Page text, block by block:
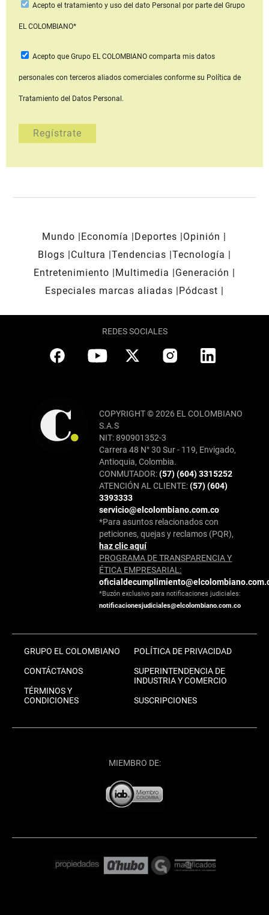
Acepto el tratamiento y uso del dato Personal por parte del Grupo
EL COLOMBIANO*
Acepto que Grupo EL COLOMBIANOcomparta mis datos
personales con terceros aliados comerciales conforme su Política de
Tratamiento del Datos Personal.
Mundo Economía Deportes
Opinión
Blogs
Cultura Tendencias Tecnología
Entretenimiento
Multimedia
Generación
Especiales marcas aliadas
Pódcast
REDES SOCIALES
COPYRIGHT © 2026 EL COLOMBIANO
S.A.S
NIT: 890901352-3
Carrera 48 N° 30 Sur - 119, Envigado,
Antioquia, Colombia.
CONMUTADOR:(57) (604) 3315252
ATENCIÓN AL CLIENTE:(57) (604)
3393333
servicio@elcolombiano.com.co
*Para asuntos relacionados con
peticiones, quejas y reclamos (PQR),
haz clic aquí
PROGRAMA DE TRANSPARENCIA Y
ÉTICA EMPRESARIAL:
*Buzón exclusivo para notificaciones judiciales:
notificacionesjudiciales@elcolombiano.com.co
GRUPO EL COLOMBIANO
CONTÁCTANOS
TÉRMINOS Y
CONDICIONES
POLÍTICA DE PRIVACIDAD
SUPERINTENDENCIA DE
INDUSTRIA Y COMERCIO
SUSCRIPCIONES
MIEMBRO DE: